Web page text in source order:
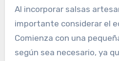
Al incorporar salsas
importante considerar el
Comienza con una
según sea necesario, ya